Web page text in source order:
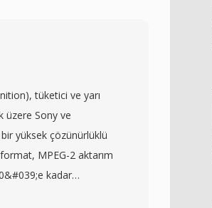
asama asama
GIF&#039;ler erken
ve sosyal medyada
Önemli bir
animasyonları her
çalışıyor; eklenti,
tüketici ve yarı
üzere Sony ve
yüksek çözünürlüklü
MPEG-2 aktarım
kadar
Digital veya